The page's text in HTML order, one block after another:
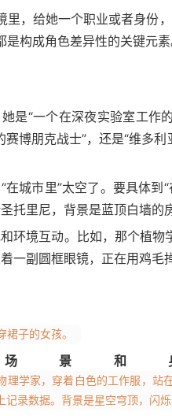
里，给她一个职业或者身份
构成角色差异性的关键元素
她是“一个在深夜实验室工作
赛博朋克战士”，还是“维多
“在城市里”太空了。要具体到
托里尼，背景是蓝顶白墙的
环境互动。比如，那个植物
一副圆框眼镜，正在用鸡毛
裙子的女孩。
景和
理学家，穿着白色的工作服，站
记录数据。背景是星空穹顶，闪烁